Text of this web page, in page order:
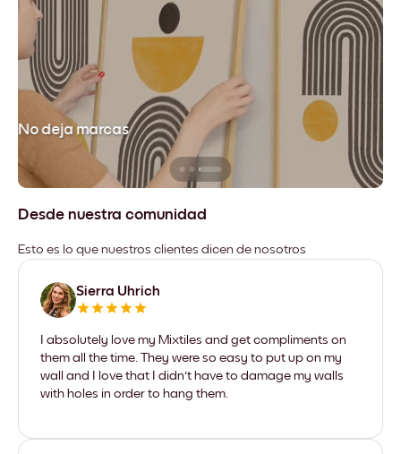
No deja marcas
Desde nuestra comunidad
Esto es lo que nuestros clientes dicen de nosotros
Sierra Uhrich
I absolutely love my Mixtiles and get compliments on
them all the time. They were so easy to put up on my
wall and I love that I didn't have to damage my walls
with holes in order to hang them.